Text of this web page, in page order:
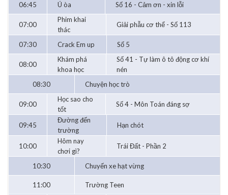
06:45 Ú òa Số 16 - Cảm ơn - xin lỗi
07:00
Phim khai
thác
Giải phẫu cơ thể - Số 113
07:30 Crack Em up Số 5
08:00
Khám phá
khoa học
Số 41 - Tự làm ô tô động cơ khí
nén
08:30
Chuyện học trò
09:00
Học sao cho
tốt
Số 4 - Môn Toán đáng sợ
09:45
Đường đến
trường
Hạn chót
10:00
Hôm nay
chơi gì?
Trái Đất - Phần 2
10:30 Chuyến xe hạt vừng
11:00 Trường Teen